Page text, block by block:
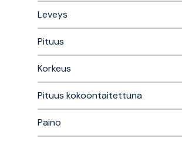
Leveys
Pituus
Korkeus
Pituus kokoontaitettuna
Paino